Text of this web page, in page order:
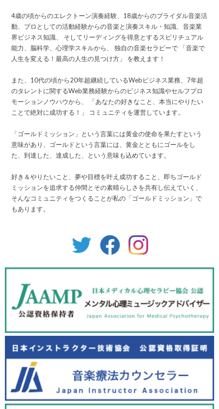
4歳の頃からのエレクトーン演奏経験、18歳からのブライダル音楽活
動、プロとしての活動経験からの音楽と演奏スキル・知識、音楽業
界ビジネス知識、 そしてリーディングを得意とするスピリチュアル
能力、脳科学、心理学スキルから、 独自の音楽セラピーで 「音楽で
人生を変える！最高の人生の見つけ方」 を教えます！
また、10代の頃から20年超継続しているWebビジネス業務、7年超
のタレントに関するWeb業務経験からのビジネス知識やセルフプロ
モーションノウハウから、 「あなたの好きなこと、本当にやりたい
ことで絶対に成功する！」 コミュニティを運営しています。
「ゴールドミッション」という言葉には黄金の使命を果たすという
意味があり、ゴールドという言葉には、黄金とともにゴールをし
た、到達した、達成した、という意味も込めています。
好き＆やりたいこと、夢や目標を叶え成功すること、即ちゴールド
ミッションを追求する仲間とその素晴らしさを共有し伝えていく、
そんなコミュニティをつくることが私の「ゴールドミッション」で
もあります。